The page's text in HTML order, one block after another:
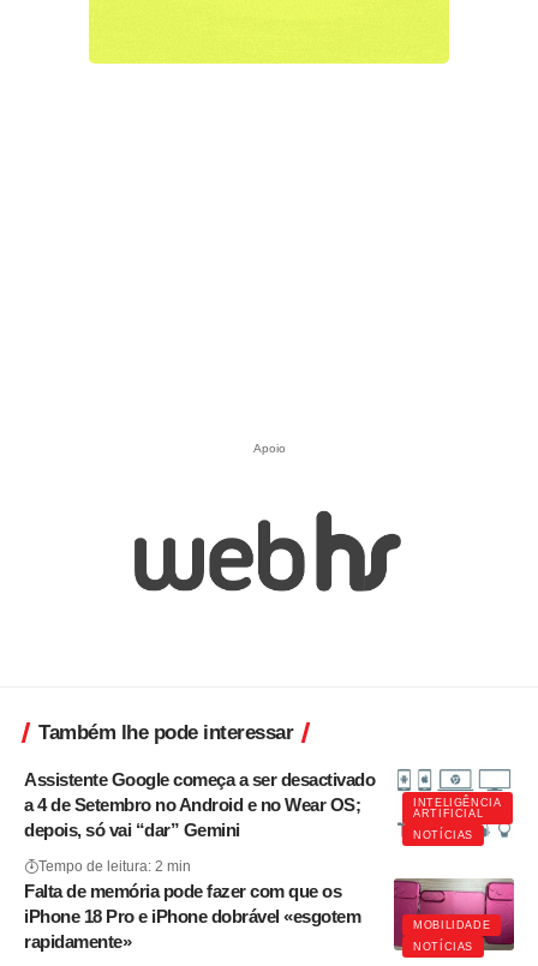
Apoio
Também lhe pode interessar
INTELIGÊNCIA
ARTIFICIAL
NOTÍCIAS
Assistente Google começa a ser desactivado
a 4 de Setembro no Android e no Wear OS;
depois, só vai “dar” Gemini
Tempo de leitura: 2 min
MOBILIDADE
NOTÍCIAS
Falta de memória pode fazer com que os
iPhone 18 Pro e iPhone dobrável «esgotem
rapidamente»